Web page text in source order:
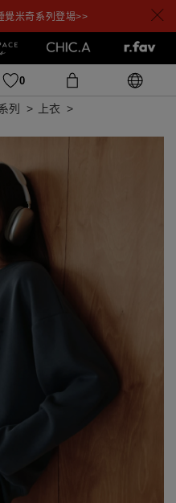
覺米奇系列登場>>
0
列
上衣